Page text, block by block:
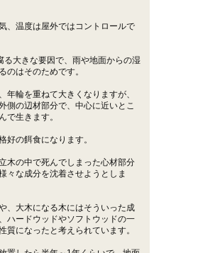
、温度は屋外ではコントロールで
る大きな要因で、雨や地面からの湿
のはそのためです。
年輪を重ねて大きくなりますが、
側の辺材部分で、中心に近いとこ
で生きます。
好の餌食になります。
木の中で死んでしまった心材部分
々な成分を沈着させようとしま
、大木になる木にはそういった成
ハードウッドやソフトウッドの一
質になったと考えられています。